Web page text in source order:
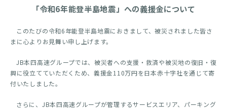
「令和6年能登半島地震」への義援金について
このたびの令和6年能登半島地震におきまして、被災されました皆さ
まに心よりお見舞い申し上げます。
JB本四高速グループでは、被災者への支援・救済や被災地の復旧・復
興に役立てていただくため、義援金110万円を日本赤十字社を通じて寄
付いたしました。
さらに、JB本四高速グループが管理するサービスエリア、パーキング